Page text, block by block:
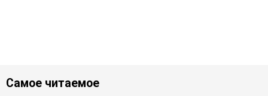
Самое читаемое